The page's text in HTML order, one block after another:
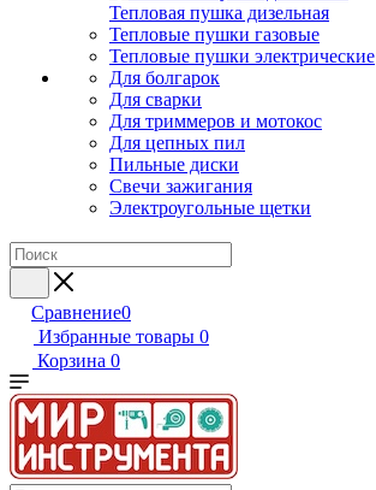
Тепловая пушка дизельная
Тепловые пушки газовые
Тепловые пушки электрические
Для болгарок
Для сварки
Для триммеров и мотокос
Для цепных пил
Пильные диски
Свечи зажигания
Электроугольные щетки
Сравнение0
Избранные товары 0
Корзина 0